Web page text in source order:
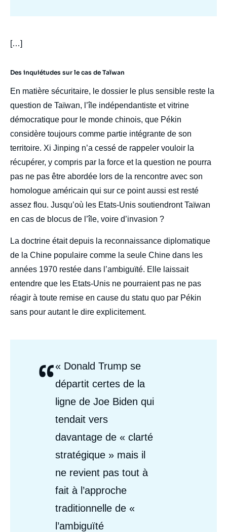
body
[…]
Des inquiétudes sur le cas de Taïwan
En matière sécuritaire, le dossier le plus sensible reste la
question de Taïwan, l’île indépendantiste et vitrine
démocratique pour le monde chinois, que Pékin
considère toujours comme partie intégrante de son
territoire. Xi Jinping n’a cessé de rappeler vouloir la
récupérer, y compris par la force et la question ne pourra
pas ne pas être abordée lors de la rencontre avec son
homologue américain qui sur ce point aussi est resté
assez flou. Jusqu’où les Etats-Unis soutiendront Taïwan
en cas de blocus de l’île, voire d’invasion ?
La doctrine était depuis la reconnaissance diplomatique
de la Chine populaire comme la seule Chine dans les
années 1970 restée dans l’ambiguïté. Elle laissait
entendre que les Etats-Unis ne pourraient pas ne pas
réagir à toute remise en cause du statu quo par Pékin
sans pour autant le dire explicitement.
“Citations
Auteurs
« Donald Trump se
départit certes de la
ligne de Joe Biden qui
tendait vers
davantage de « clarté
stratégique » mais il
ne revient pas tout à
fait à l’approche
traditionnelle de «
l’ambiguïté